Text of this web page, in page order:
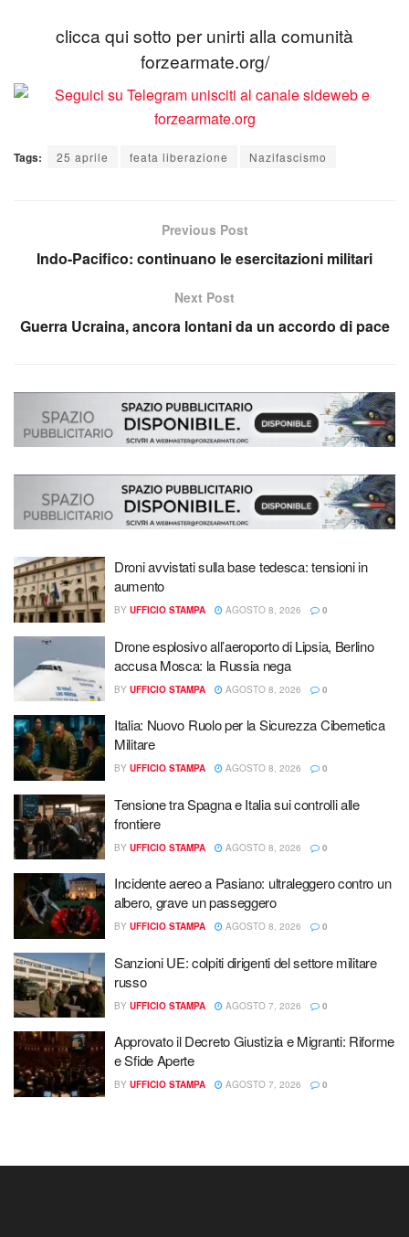
clicca qui sotto per unirti alla comunità
forzearmate.org/
Tags: 25 aprile feata liberazione Nazifascismo
Previous Post
Indo-Pacifico: continuano le esercitazioni militari
Next Post
Guerra Ucraina, ancora lontani da un accordo di pace
Droni avvistati sulla base tedesca: tensioni in
aumento
BY UFFICIO STAMPA AGOSTO 8, 2026 0
Drone esplosivo all’aeroporto di Lipsia, Berlino
accusa Mosca: la Russia nega
BY UFFICIO STAMPA AGOSTO 8, 2026 0
Italia: Nuovo Ruolo per la Sicurezza Cibernetica
Militare
BY UFFICIO STAMPA AGOSTO 8, 2026 0
Tensione tra Spagna e Italia sui controlli alle
frontiere
BY UFFICIO STAMPA AGOSTO 8, 2026 0
Incidente aereo a Pasiano: ultraleggero contro un
albero, grave un passeggero
BY UFFICIO STAMPA AGOSTO 8, 2026 0
Sanzioni UE: colpiti dirigenti del settore militare
russo
BY UFFICIO STAMPA AGOSTO 7, 2026 0
Approvato il Decreto Giustizia e Migranti: Riforme
e Sfide Aperte
BY UFFICIO STAMPA AGOSTO 7, 2026 0